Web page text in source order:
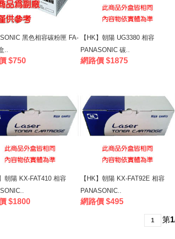
黑色相容碳粉匣 FA-
..
$750
【HK】朝陽 UG3380 相容
PANASONIC 碳..
網路價 $1875
朝陽 KX-FAT410 相容
$1800
【HK】朝陽 KX-FAT92E 相容
PANASONIC..
網路價 $495
1 第